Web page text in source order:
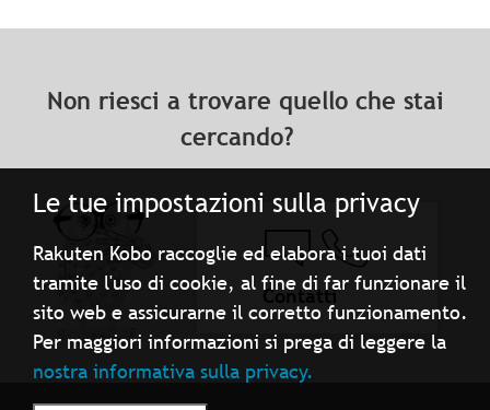
Le tue impostazioni sulla privacy
Rakuten Kobo raccoglie ed elabora i tuoi dati
tramite l'uso di cookie, al fine di far funzionare il
sito web e assicurarne il corretto funzionamento.
Per maggiori informazioni si prega di leggere la
nostra informativa sulla privacy.
Non riesci a trovare quello che stai
cercando?
Contatti